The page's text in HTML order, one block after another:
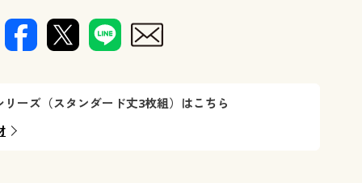
ーズ（スタンダード丈3枚組）はこちら